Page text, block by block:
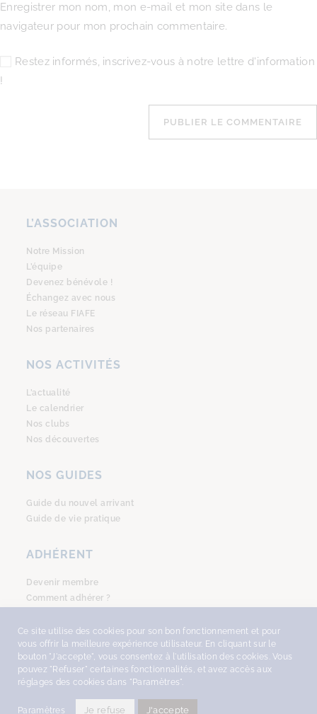
Enregistrer mon nom, mon e-mail et mon site dans le
navigateur pour mon prochain commentaire.
Restez informés, inscrivez-vous à notre lettre d'information
!
L’ASSOCIATION
Notre Mission
L’équipe
Devenez bénévole !
Échangez avec nous
Le réseau FIAFE
Nos partenaires
NOS ACTIVITÉS
L’actualité
Le calendrier
Nos clubs
Nos découvertes
NOS GUIDES
Guide du nouvel arrivant
Guide de vie pratique
ADHÉRENT
Devenir membre
Comment adhérer ?
WITH ♥︎ BY NEKOSIGN
MENTIONS LÉGALES
Ce site utilise des cookies pour son bon fonctionnement et pour
vous offrir la meilleure expérience utilisateur. En cliquant sur le
bouton "J'accepte", vous consentez à l'utilisation des cookies. Vous
pouvez "Refuser" certaines fonctionnalités, et avez accès aux
réglages des cookies dans "Paramètres".
Paramètres Je refuse J'accepte